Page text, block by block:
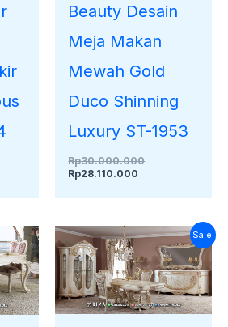
Beauty Desain
Meja Makan
Mewah Gold
Duco Shinning
Luxury ST-1953
Rp30.000.000
Rp28.110.000
Sale!
Harga
aslinya
adalah:
Rp38.000.000.
Harga
saat
ini
adalah:
Rp35.421.000.